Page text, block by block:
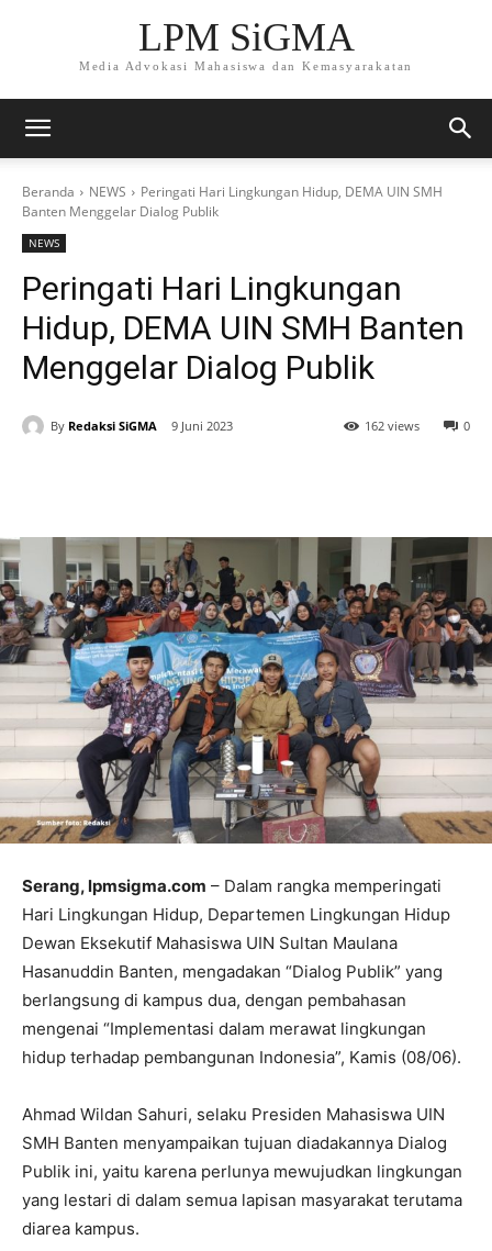
LPM SiGMA
Media Advokasi Mahasiswa dan Kemasyarakatan
Beranda NEWS
Peringati Hari Lingkungan Hidup, DEMA UIN SMH
Banten Menggelar Dialog Publik
NEWS
Peringati Hari Lingkungan
Hidup, DEMA UIN SMH Banten
Menggelar Dialog Publik
By Redaksi SiGMA 9 Juni 2023 0
162 views
Serang, lpmsigma.com – Dalam rangka memperingati
Hari Lingkungan Hidup, Departemen Lingkungan Hidup
Dewan Eksekutif Mahasiswa UIN Sultan Maulana
Hasanuddin Banten, mengadakan “Dialog Publik” yang
berlangsung di kampus dua, dengan pembahasan
mengenai “Implementasi dalam merawat lingkungan
hidup terhadap pembangunan Indonesia”, Kamis (08/06).
Ahmad Wildan Sahuri, selaku Presiden Mahasiswa UIN
SMH Banten menyampaikan tujuan diadakannya Dialog
Publik ini, yaitu karena perlunya mewujudkan lingkungan
yang lestari di dalam semua lapisan masyarakat terutama
diarea kampus.